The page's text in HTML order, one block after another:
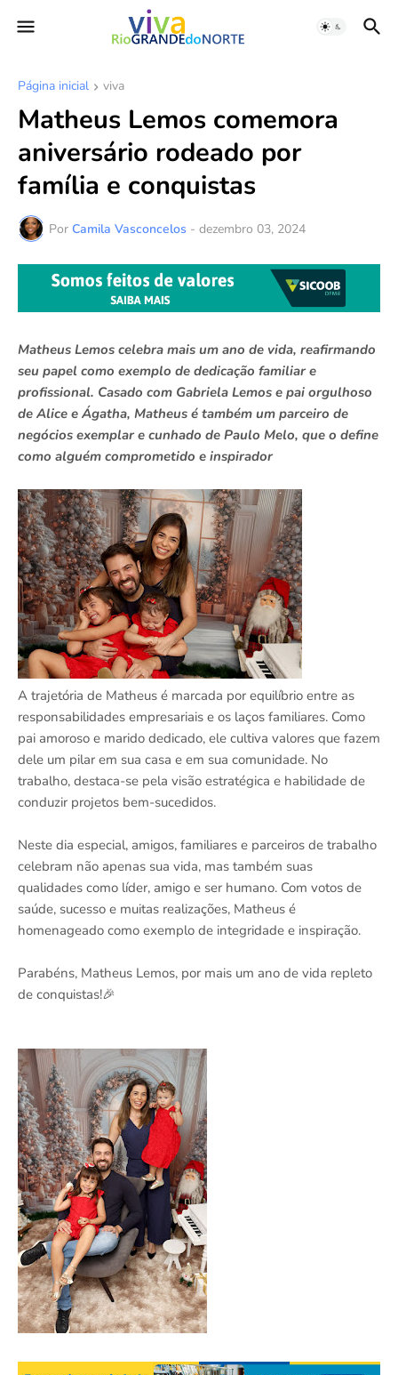
Página inicial viva
Matheus Lemos comemora
aniversário rodeado por
família e conquistas
Por Camila Vasconcelos - dezembro 03, 2024
Matheus Lemos celebra mais um ano de vida, reafirmando
seu papel como exemplo de dedicação familiar e
profissional. Casado com Gabriela Lemos e pai orgulhoso
de Alice e Ágatha, Matheus é também um parceiro de
negócios exemplar e cunhado de Paulo Melo, que o define
como alguém comprometido e inspirador
A trajetória de Matheus é marcada por equilíbrio entre as
responsabilidades empresariais e os laços familiares. Como
pai amoroso e marido dedicado, ele cultiva valores que fazem
dele um pilar em sua casa e em sua comunidade. No
trabalho, destaca-se pela visão estratégica e habilidade de
conduzir projetos bem-sucedidos.
Neste dia especial, amigos, familiares e parceiros de trabalho
celebram não apenas sua vida, mas também suas
qualidades como líder, amigo e ser humano. Com votos de
saúde, sucesso e muitas realizações, Matheus é
homenageado como exemplo de integridade e inspiração.
Parabéns, Matheus Lemos, por mais um ano de vida repleto
de conquistas!🎉